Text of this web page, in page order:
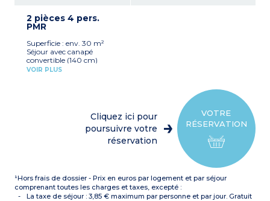
vaisselle, ustensiles,
cafetière, bouilloire)
baignoire et WC privatif
Aspirateur
2 pièces 4 pers.
PMR
Superficie : env. 30 m²
Séjour avec canapé
convertible (140 cm)
Cuisine équipée (lave-
Salle de douche et WC
VOIR PLUS
VOTRE
RÉSERVATION
Cliquez ici pour
poursuivre votre
réservation
¹Hors frais de dossier - Prix en euros par logement et par séjour
comprenant toutes les charges et taxes, excepté :
La taxe de séjour : 3,85 € maximum par personne et par jour. Gratuit